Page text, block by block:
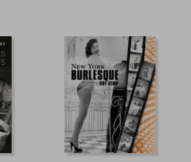
$ 182.617 50%